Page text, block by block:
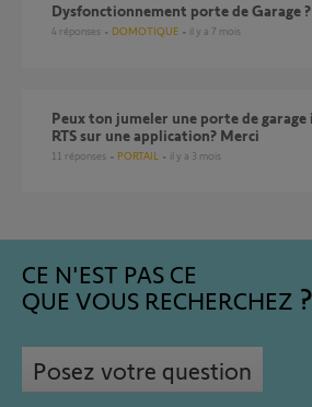
dysfonctionnement porte de Garage ?
4 réponses DOMOTIQUE il y a 7 mois
Peux ton jumeler une porte de garage io avec un portail
RTS sur une application? Merci
11 réponses PORTAIL il y a 3 mois
CE N'EST PAS CE
QUE VOUS RECHERCHEZ
Posez votre question